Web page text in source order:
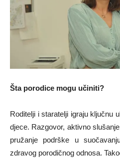
Šta porodice mogu učiniti?
Roditelji i staratelji igraju ključnu
djece. Razgovor, aktivno
pružanje podrške u
zdravog porodičnog odnosa.